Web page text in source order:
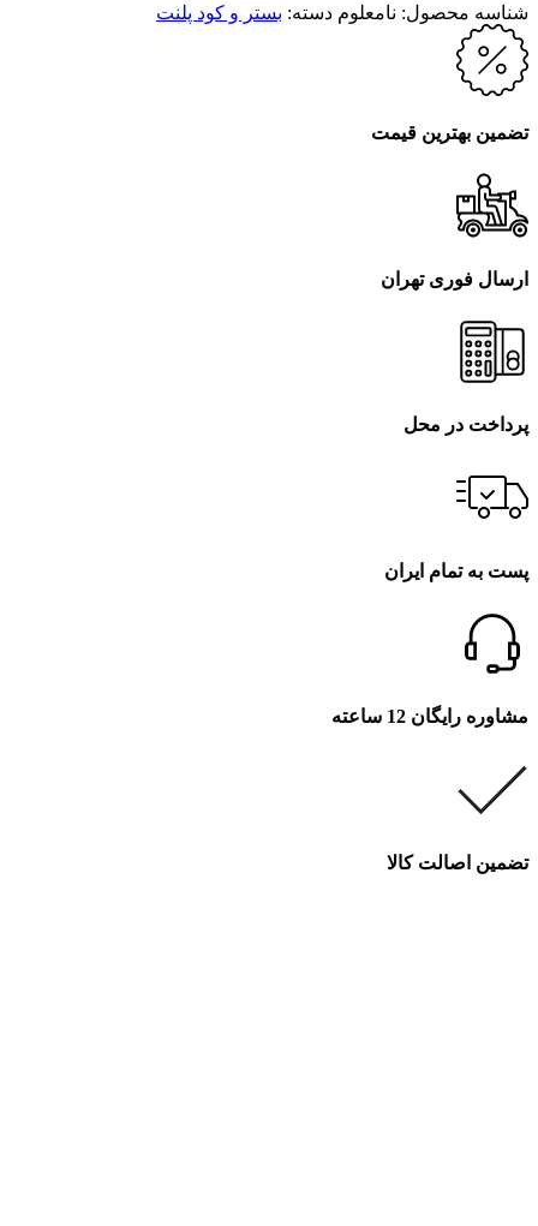
شناسه محصول: نامعلوم دسته: بستر و کود پلنت
تضمین بهترین قیمت
ارسال فوری تهران
پرداخت در محل
پست به تمام ایران
مشاوره رایگان 12 ساعته
تضمین اصالت کالا